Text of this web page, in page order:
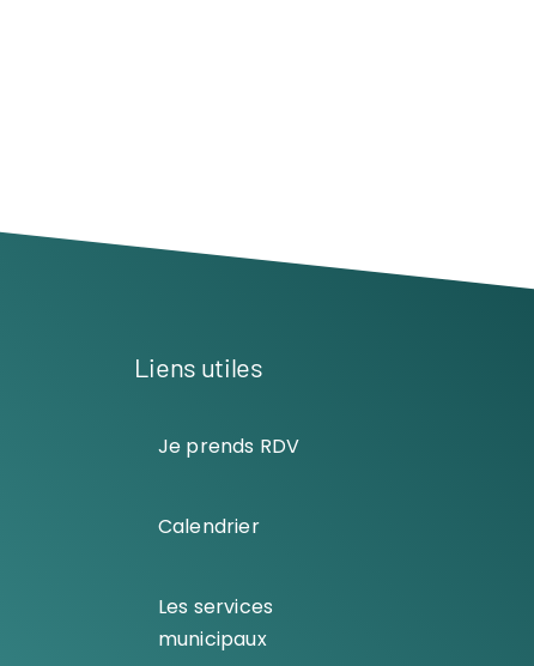
Liens utiles
Je prends RDV
Calendrier
Les services
municipaux